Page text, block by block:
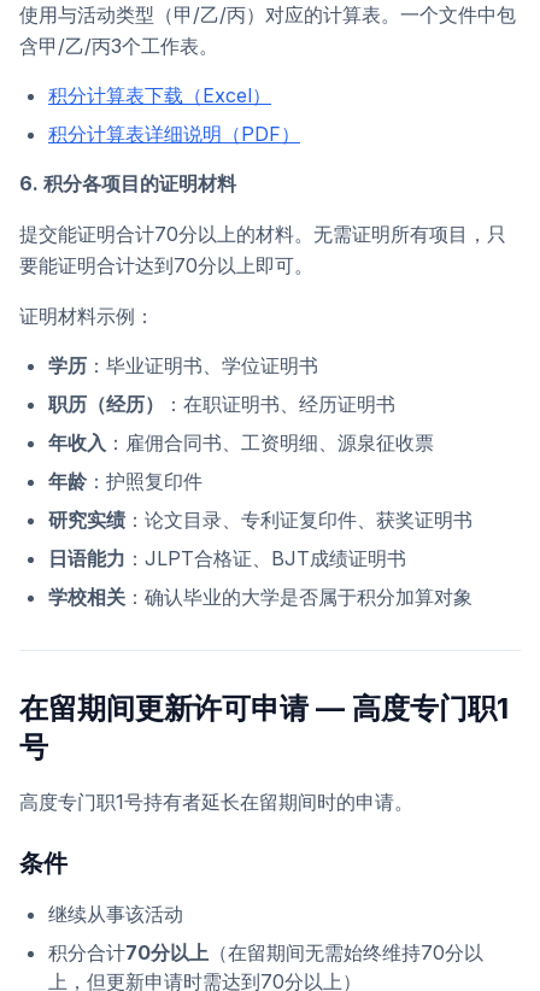
使用与活动类型（甲/乙/丙）对应的计算表。一个文件中包
含甲/乙/丙3个工作表。
积分计算表下载（Excel）
积分计算表详细说明（PDF）
6. 积分各项目的证明材料
提交能证明合计70分以上的材料。无需证明所有项目，只
要能证明合计达到70分以上即可。
证明材料示例：
学历 ：毕业证明书、学位证明书
职历（经历）
：在职证明书、经历证明书
年收入 ：雇佣合同书、工资明细、源泉征收票
年龄：护照复印件
研究实绩 ：论文目录、专利证复印件、获奖证明书
日语能力 ：JLPT合格证、BJT成绩证明书
学校相关 ：确认毕业的大学是否属于积分加算对象
在留期间更新许可申请 — 高度专门职1
号
高度专门职1号持有者延长在留期间时的申请。
条件
继续从事该活动
积分合计70分以上 （在留期间无需始终维持70分以
上，但更新申请时需达到70分以上）